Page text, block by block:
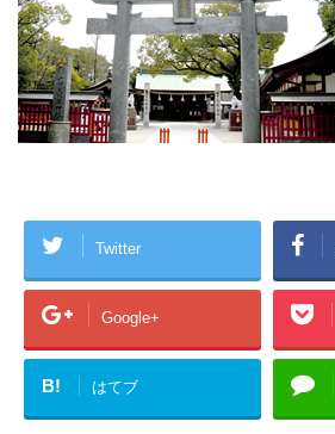
Twitter
Google+
B! はてブ